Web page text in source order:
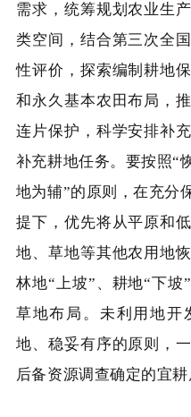
需求，统筹规划农业生
类空间，结合第三次全
性评价，探索编制耕地
和永久基本农田布局，
连片保护，科学安排补
补充耕地任务。要按照“
地为辅”的原则，在充分
提下，优先将从平原和
地、草地等其他农用地
林地“上坡”、耕地“下坡
草地布局。未利用地开
地、稳妥有序的原则，
后备资源调查确定的宜耕